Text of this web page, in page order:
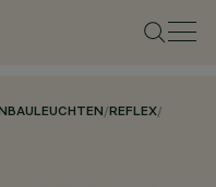
/REFLEX/